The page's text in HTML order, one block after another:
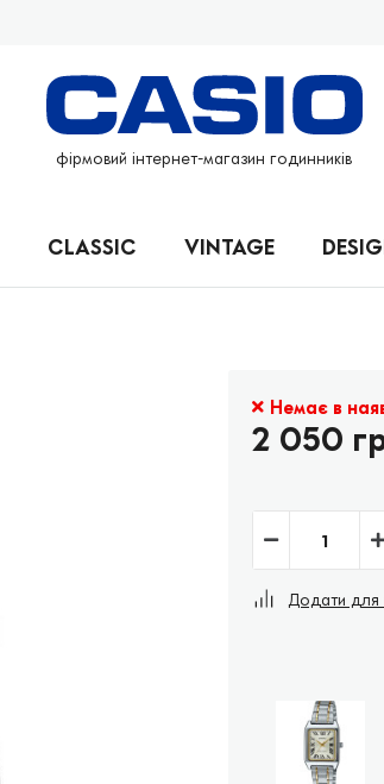
фірмовий інтернет-магазин годинників
CLASSIC VINTAGE
Немає в
2 050
Додати для